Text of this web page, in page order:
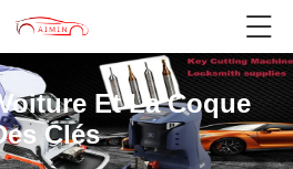
Et La Coque
Clés